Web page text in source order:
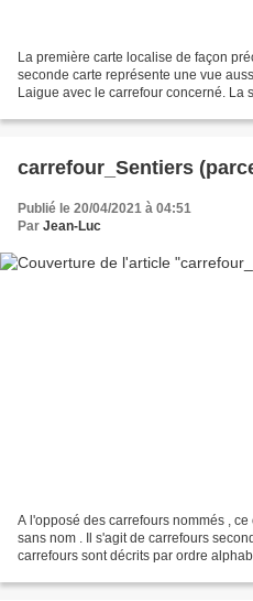
La première carte localise de façon
seconde carte représente une vue
Laigue avec le carrefour concerné. La
carrefour_Sentiers
Publié le 20/04/2021 à 04:51
Par Jean-Luc
A l'opposé des carrefours nommés ,
sans nom . Il s'agit de carrefours
carrefours sont décrits par ordre